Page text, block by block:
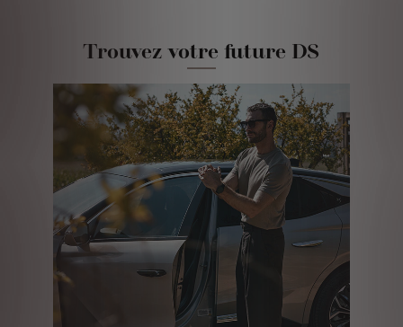
Trouvez votre future DS